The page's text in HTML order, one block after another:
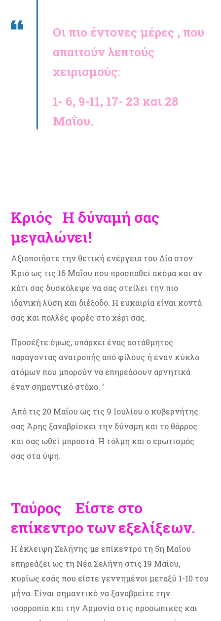
Οι πιο έντονες μέρες , που
απαιτούν λεπτούς
χειρισμούς:
1- 6, 9-11, 17- 23 και 28
Μαΐου.
Κριός Η δύναμή σας
μεγαλώνει!
Αξιοποιήστε την θετική ενέργεια του Δία στον
Κριό ως τις 16 Μαΐου που προσπαθεί ακόμα και αν
κάτι σας δυσκόλεψε να σας στείλει την πιο
ιδανική λύση και διέξοδο. Η ευκαιρία είναι κοντά
σας και πολλές φορές στο χέρι σας.
Προσέξτε όμως, υπάρχει ένας αστάθμητος
παράγοντας ανατροπής από φίλους ή έναν κύκλο
ατόμων που μπορούν να επηρεάσουν αρνητικά
έναν σημαντικό στόχο. ‘
Από τις 20 Μαΐου ως τις 9 Ιουλίου ο κυβερνήτης
σας Άρης ξαναβρίσκει την δύναμη και το θάρρος
και σας ωθεί μπροστά. Η τόλμη και ο ερωτισμός
σας στα ύψη.
Ταύρος Είστε στο
επίκεντρο των εξελίξεων.
Η έκλειψη Σελήνης με επίκεντρο τη 5η Μαΐου
επηρεάζει ως τη Νέα Σελήνη στις 19 Μαΐου,
κυρίως εσάς που είστε γεννημένοι μεταξύ 1-10 του
μήνα. Είναι σημαντικό να ξαναβρείτε την
ισορροπία και την Αρμονία στις προσωπικές και